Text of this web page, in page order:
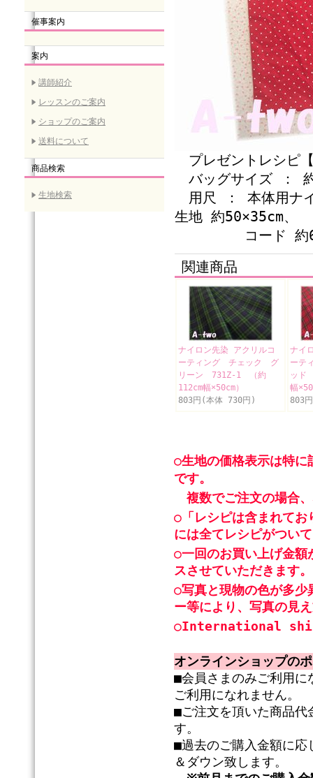
催事案内
案内
講師紹介
レッスンのご案内
ショップのご案内
送料について
商品検索
生地検索
プレゼントレシピ
バッグサイズ ：
用尺 ： 本体用ナ
生地 約50×35cm、
コード 約60cm
関連商品
ナイロン先染 アクリルコ
ーティング チェック グ
リーン 731Z-1 （約
112cm幅×50cm）
803円(本体 730円)
ナイ
ーテ
ッド
幅
803
○生地の価格表示は特に
です。
複数でご注文の場合
○「レシピは含まれてお
には全てレシピがつい
○一回のお買い上げ金
スさせていただきます。
○写真と現物の色が多少
ー等により、写真の見
○International
オンラインショップの
■会員さまのみご利用に
ご利用になれません。
■ご注文を頂いた商品代
す。
■過去のご購入金額に応
＆ダウン致します。